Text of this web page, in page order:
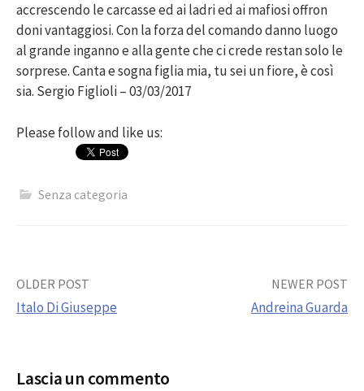
accrescendo le carcasse ed ai ladri ed ai mafiosi offron
doni vantaggiosi. Con la forza del comando danno luogo
al grande inganno e alla gente che ci crede restan solo le
sorprese. Canta e sogna figlia mia, tu sei un fiore, è così
sia. Sergio Figlioli – 03/03/2017
Please follow and like us:
Senza categoria
Post
OLDER POST
Italo Di Giuseppe
NEWER POST
Andreina Guarda
Lascia un commento